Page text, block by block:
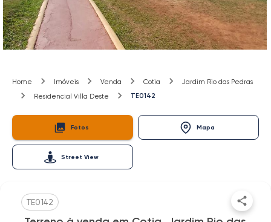
Home Imóveis Venda Cotia
Jardim Rio das Pedras
Residencial Villa Deste
TE0142
Fotos Mapa
Street View
TE0142